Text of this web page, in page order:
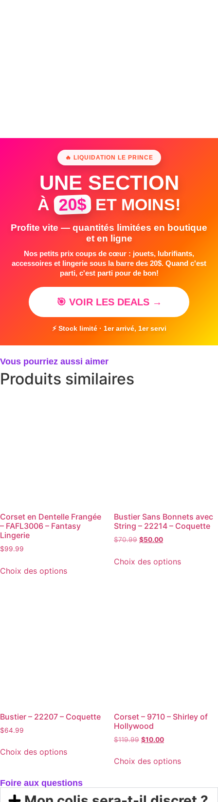
🔥 LIQUIDATION LE PRINCE
UNE SECTION
À 20$ ET MOINS!
Profite vite — quantités limitées en boutique
et en ligne
Nos petits prix coups de cœur : jouets, lubrifiants,
accessoires et lingerie sous la barre des 20$. Quand c'est
parti, c'est parti pour de bon!
🎯 VOIR LES DEALS →
⚡ Stock limité · 1er arrivé, 1er servi
Vous pourriez aussi aimer
Produits similaires
Corset en Dentelle Frangée
– FAFL3006 – Fantasy
Lingerie
$99.99
Choix des options
Bustier Sans Bonnets avec
String – 22214 – Coquette
$70.99 $50.00
Choix des options
Bustier – 22207 – Coquette
$64.99
Choix des options
Corset – 9710 – Shirley of
Hollywood
$119.99 $10.00
Choix des options
Foire aux questions